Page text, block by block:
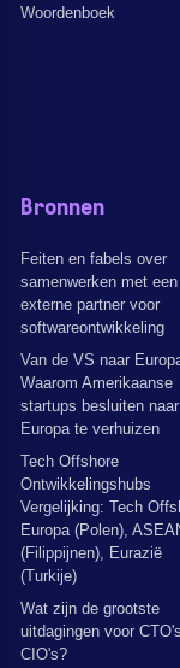
Woordenboek
Bronnen
Feiten en fabels over
samenwerken met een
externe partner voor
softwareontwikkeling
Van de VS naar
Waarom Amerikaanse
startups besluiten naar
Europa te verhuizen
Tech Offshore
Ontwikkelingshubs
Vergelijking: Tech
Europa (Polen),
(Filippijnen), Eurazië
(Turkije)
Wat zijn de grootste
uitdagingen voor
CIO's?